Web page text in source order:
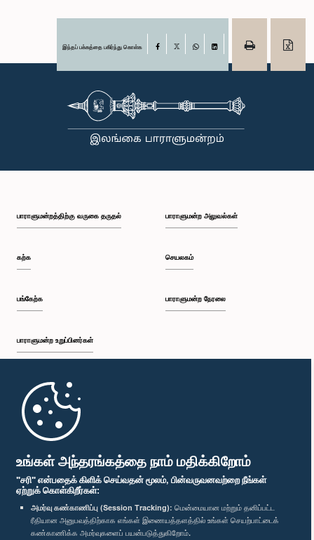
உங்கள் அந்தரங்கத்தை நாம் மதிக்கிறோம்
"சரி" என்பதைக் கிளிக் செய்வதன் மூலம், பின்வருவனவற்றை நீங்கள்
ஏற்றுக் கொள்கிறீர்கள்:
அமர்வு கண்காணிப்பு (Session Tracking): மென்மையான மற்றும் தனிப்பட்ட
ரீதியான அனுபவத்திற்காக எங்கள் இணையத்தளத்தில் உங்கள் செயற்பாட்டைக்
கண்காணிக்க அமர்வுகளைப் பயன்படுத்துகிறோம்.
இந்தப் பக்கத்தை பகிர்ந்து கொள்க Facebook
பாராளுமன்றத்திற்கு வருகை தருதல்
கற்க
பங்கேற்க
பாராளுமன்ற உறுப்பினர்கள்
முதற்பக்கம்
பாராளுமன்ற அலுவல்கள்
செயலகம்
பாராளுமன்ற நேரலை
பாராளுமன்ற கையடக்க செயலி
எம்மை பின்தொடர்க :